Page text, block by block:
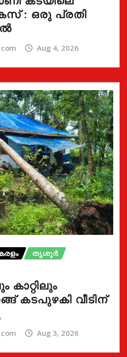
: ഒരു പ്രതി
Aug 4, 2026
തൃശൂർ
കാറ്റിലും
കടപുഴകി വീടിന്
Aug 3, 2026